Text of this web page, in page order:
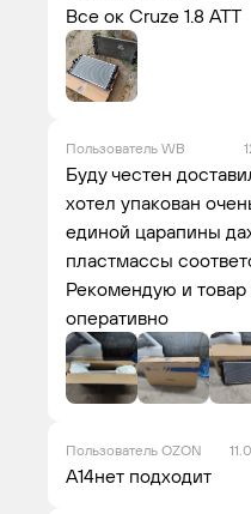
Все ок Cruze 1.8 АТТ
Пользователь WB
Буду честен
хотел упакован
единой царапины
пластмассы
Рекомендую и
оперативно
Пользователь OZON
А14нет подходит